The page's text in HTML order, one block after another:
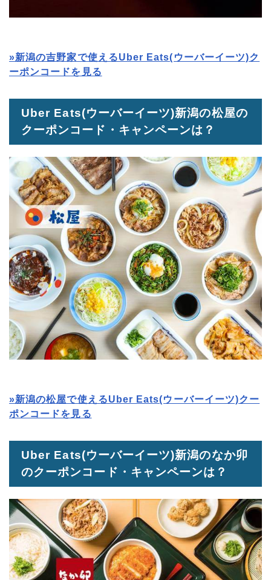
»新潟の吉野家で使えるUber Eats(ウーバーイーツ)ク
ーポンコードを見る
Uber Eats(ウーバーイーツ)新潟の松屋の
クーポンコード・キャンペーンは？
»新潟の松屋で使えるUber Eats(ウーバーイーツ)クー
ポンコードを見る
Uber Eats(ウーバーイーツ)新潟のなか卯
のクーポンコード・キャンペーンは？